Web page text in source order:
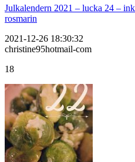
Julkalendern 2021 – lucka 24 –
rosmarin
2021-12-26 18:30:32
christine95hotmail-com
18